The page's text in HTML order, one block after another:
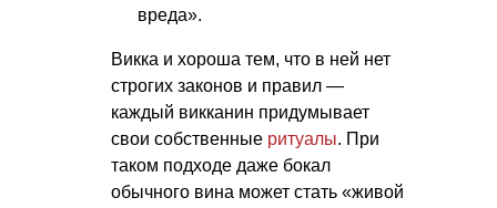
вреда».
Викка и хороша тем, что в ней нет
строгих законов и правил —
каждый викканин придумывает
свои собственные ритуалы. При
таком подходе даже бокал
обычного вина может стать «живой